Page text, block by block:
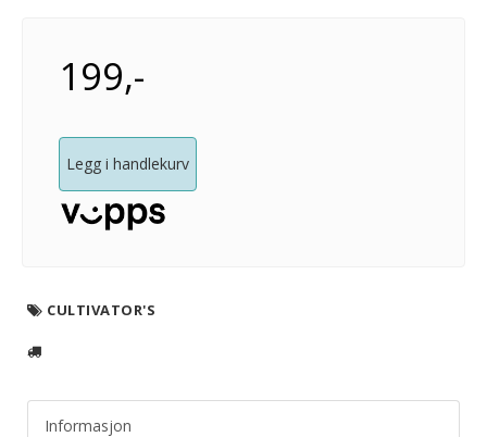
199,-
Legg i handlekurv
CULTIVATOR'S
Informasjon